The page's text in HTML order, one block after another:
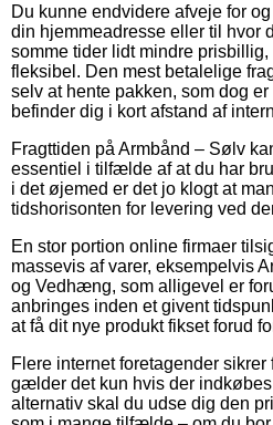
Du kunne endvidere afveje for
din hjemmeadresse eller til hvor
somme tider lidt mindre
fleksibel. Den mest betalelige
selv at hente pakken, som dog
befinder dig i kort afstand af
Fragttiden på Armbånd – Sølv
essentiel i tilfælde af at du har
i det øjemed er det jo klogt at
tidshorisonten for levering ved
En stor portion online firmaer
massevis af varer, eksempelvis
og Vedhæng, som alligevel er
anbringes inden et givent
at få dit nye produkt fikset forud
Flere internet foretagender sikrer
gælder det kun hvis der
alternativ skal du udse dig den